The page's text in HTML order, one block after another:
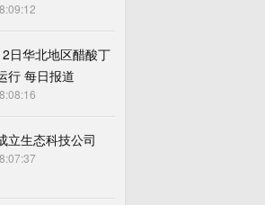
日华北地区醋酸丁
行 每日报道
立生态科技公司